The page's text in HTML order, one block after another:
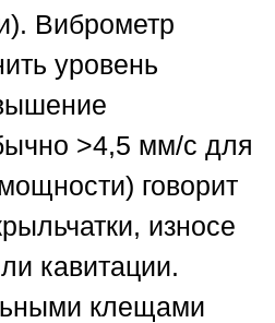
Виброметр
уровень
>4,5 мм/с для
говорит
износе
кавитации.
клещами